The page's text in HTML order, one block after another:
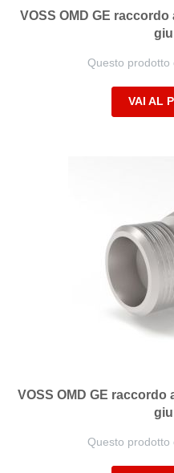
VOSS OMD GE
Questo prodotto
VAI AL
VOSS OMD GE
Questo prodotto